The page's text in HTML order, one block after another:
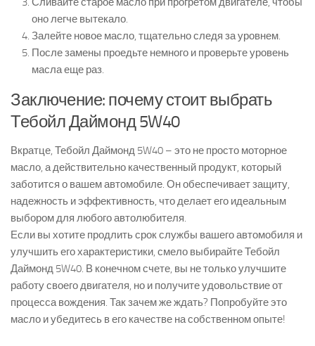
оно легче вытекало.
Залейте новое масло, тщательно следя за уровнем.
После замены проедьте немного и проверьте уровень
масла еще раз.
Заключение: почему стоит выбрать
Тебойл Даймонд 5W40
Вкратце, Тебойл Даймонд 5W40 – это не просто моторное
масло, а действительно качественный продукт, который
заботится о вашем автомобиле. Он обеспечивает защиту,
надежность и эффективность, что делает его идеальным
выбором для любого автолюбителя.
Если вы хотите продлить срок службы вашего автомобиля и
улучшить его характеристики, смело выбирайте Тебойл
Даймонд 5W40. В конечном счете, вы не только улучшите
работу своего двигателя, но и получите удовольствие от
процесса вождения. Так зачем же ждать? Попробуйте это
масло и убедитесь в его качестве на собственном опыте!